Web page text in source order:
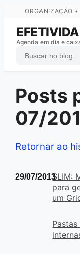
ORGANIZAÇÃO
Agenda em dia e
ZTD
GTD
Atas
Arquivo
Posts
07/
Retornar ao
SLIM:
para
um
29/07/2013